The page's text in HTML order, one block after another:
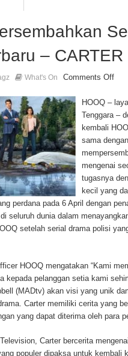
– CARTER
What's On Comments Off
HOOQ –
Tenggara –
kembali
sama
mengenai
tugasnya
kecil yang
perdana pada 6 April dengan
seluruh dunia dalam
setelah serial drama polisi
HOOQ mengatakan “Kami
kepada pelanggan setia kami
(MADtv) akan visi yang unik
Carter memiliki cerita yang
yang dapat diterima oleh para
Carter bercerita
populer dipaksa untuk kembali